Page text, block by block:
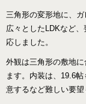
三角形の変形地に、
広々としたLDKなど
応しました。
外観は三角形の敷地
ます。内装は、19.6
意するなど難しい要望